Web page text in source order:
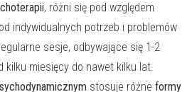
, różni się pod względem
indywidualnych potrzeb i problemów
sesje, odbywające się 1-2
kilku miesięcy do nawet kilku lat.
stosuje różne formy